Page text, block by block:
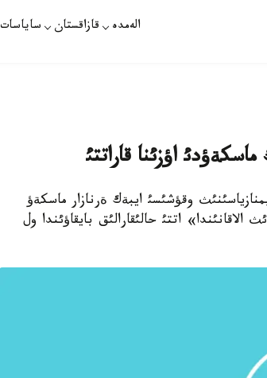
الەمدە قازاقستان ساياسات
اؤزئنا قاراتتئ
- الماتئداعئ №175 مةكتةپ-گيمنازياسئنئث وقؤشئسئ ايبةك ةرنازار ماسكةؤ
اتتئ حالئقارالئق بايقاؤئندا ول